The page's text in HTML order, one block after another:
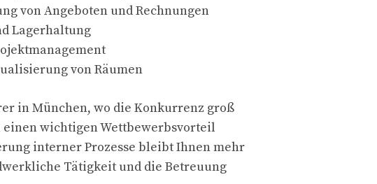
von Angeboten und Rechnungen
Lagerhaltung
von Räumen
in München, wo die Konkurrenz groß
wichtigen Wettbewerbsvorteil
interner Prozesse bleibt Ihnen mehr
Tätigkeit und die Betreuung